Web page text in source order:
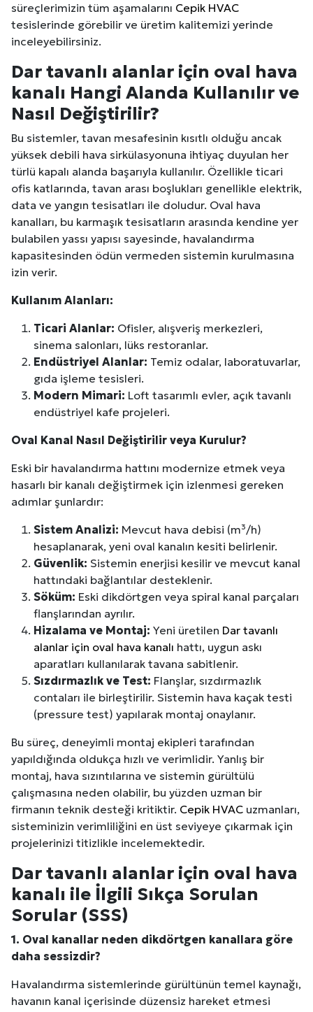
süreçlerimizin tüm aşamalarını Cepik HVAC
tesislerinde görebilir ve üretim kalitemizi yerinde
inceleyebilirsiniz.
Dar tavanlı alanlar için oval hava
kanalı Hangi Alanda Kullanılır ve
Nasıl Değiştirilir?
Bu sistemler, tavan mesafesinin kısıtlı olduğu ancak
yüksek debili hava sirkülasyonuna ihtiyaç duyulan her
türlü kapalı alanda başarıyla kullanılır. Özellikle ticari
ofis katlarında, tavan arası boşlukları genellikle elektrik,
data ve yangın tesisatları ile doludur. Oval hava
kanalları, bu karmaşık tesisatların arasında kendine yer
bulabilen yassı yapısı sayesinde, havalandırma
kapasitesinden ödün vermeden sistemin kurulmasına
izin verir.
Kullanım Alanları:
Ticari Alanlar: Ofisler, alışveriş merkezleri,
sinema salonları, lüks restoranlar.
Endüstriyel Alanlar: Temiz odalar, laboratuvarlar,
gıda işleme tesisleri.
Modern Mimari: Loft tasarımlı evler, açık tavanlı
endüstriyel kafe projeleri.
Oval Kanal Nasıl Değiştirilir veya Kurulur?
Eski bir havalandırma hattını modernize etmek veya
hasarlı bir kanalı değiştirmek için izlenmesi gereken
adımlar şunlardır:
Sistem Analizi: Mevcut hava debisi (m³/h)
hesaplanarak, yeni oval kanalın kesiti belirlenir.
Güvenlik: Sistemin enerjisi kesilir ve mevcut kanal
hattındaki bağlantılar desteklenir.
Söküm: Eski dikdörtgen veya spiral kanal parçaları
flanşlarından ayrılır.
Hizalama ve Montaj: Yeni üretilen Dar tavanlı
alanlar için oval hava kanalı hattı, uygun askı
aparatları kullanılarak tavana sabitlenir.
Sızdırmazlık ve Test: Flanşlar, sızdırmazlık
contaları ile birleştirilir. Sistemin hava kaçak testi
(pressure test) yapılarak montaj onaylanır.
Bu süreç, deneyimli montaj ekipleri tarafından
yapıldığında oldukça hızlı ve verimlidir. Yanlış bir
montaj, hava sızıntılarına ve sistemin gürültülü
çalışmasına neden olabilir, bu yüzden uzman bir
firmanın teknik desteği kritiktir. Cepik HVAC uzmanları,
sisteminizin verimliliğini en üst seviyeye çıkarmak için
projelerinizi titizlikle incelemektedir.
Dar tavanlı alanlar için oval hava
kanalı ile İlgili Sıkça Sorulan
Sorular (SSS)
1. Oval kanallar neden dikdörtgen kanallara göre
daha sessizdir?
Havalandırma sistemlerinde gürültünün temel kaynağı,
havanın kanal içerisinde düzensiz hareket etmesi